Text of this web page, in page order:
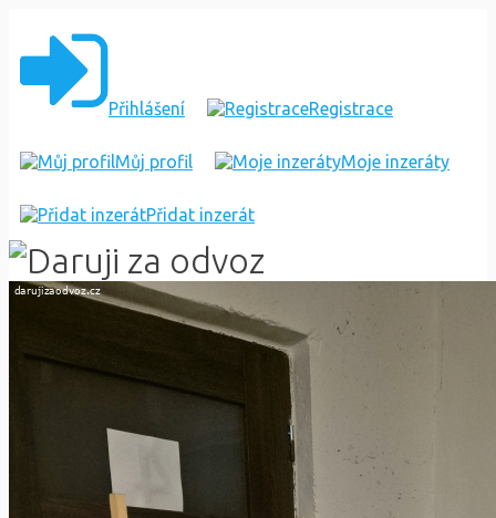
Přihlášení Registrace
Můj profil Moje inzeráty
Přidat inzerát